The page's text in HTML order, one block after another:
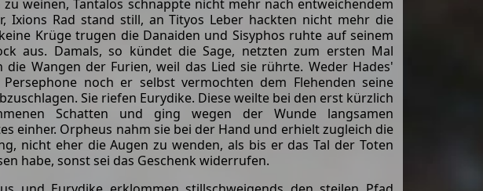
zu weinen, Tantalos schnappte nicht mehr nach entweichendem
Ixions Rad stand still, an Tityos Leber hackten nicht mehr die
Krüge trugen die Danaiden und Sisyphos ruhte auf seinem
aus. Damals, so kündet die Sage, netzten zum ersten Mal
die Wangen der Furien, weil das Lied sie rührte. Weder Hades'
Persephone noch er selbst vermochten dem Flehenden seine
Sie riefen Eurydike. Diese weilte bei den erst kürzlich
Schatten und ging wegen der Wunde langsamen
einher. Orpheus nahm sie bei der Hand und erhielt zugleich die
nicht eher die Augen zu wenden, als bis er das Tal der Toten
habe, sonst sei das Geschenk widerrufen.